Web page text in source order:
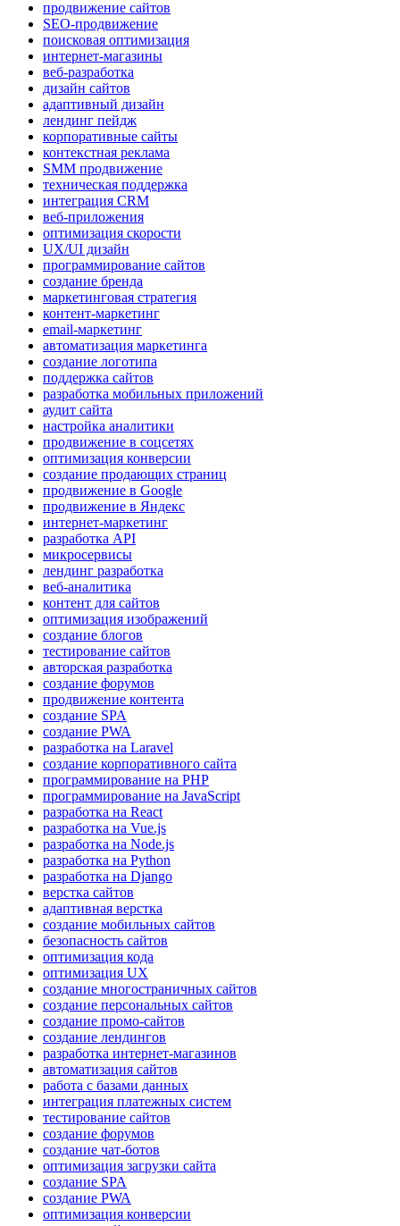
продвижение сайтов
SEO-продвижение
поисковая оптимизация
интернет-магазины
веб-разработка
дизайн сайтов
адаптивный дизайн
лендинг пейдж
корпоративные сайты
контекстная реклама
SMM продвижение
техническая поддержка
интеграция CRM
веб-приложения
оптимизация скорости
UX/UI дизайн
программирование сайтов
создание бренда
маркетинговая стратегия
контент-маркетинг
email-маркетинг
автоматизация маркетинга
создание логотипа
поддержка сайтов
разработка мобильных приложений
аудит сайта
настройка аналитики
продвижение в соцсетях
оптимизация конверсии
создание продающих страниц
продвижение в Google
продвижение в Яндекс
интернет-маркетинг
разработка API
микросервисы
лендинг разработка
веб-аналитика
контент для сайтов
оптимизация изображений
создание блогов
тестирование сайтов
авторская разработка
создание форумов
продвижение контента
создание SPA
создание PWA
разработка на Laravel
создание корпоративного сайта
программирование на PHP
программирование на JavaScript
разработка на React
разработка на Vue.js
разработка на Node.js
разработка на Python
разработка на Django
верстка сайтов
адаптивная верстка
создание мобильных сайтов
безопасность сайтов
оптимизация кода
оптимизация UX
создание многостраничных сайтов
создание персональных сайтов
создание промо-сайтов
создание лендингов
разработка интернет-магазинов
автоматизация сайтов
работа с базами данных
интеграция платежных систем
тестирование сайтов
создание форумов
создание чат-ботов
оптимизация загрузки сайта
создание SPA
создание PWA
оптимизация конверсии